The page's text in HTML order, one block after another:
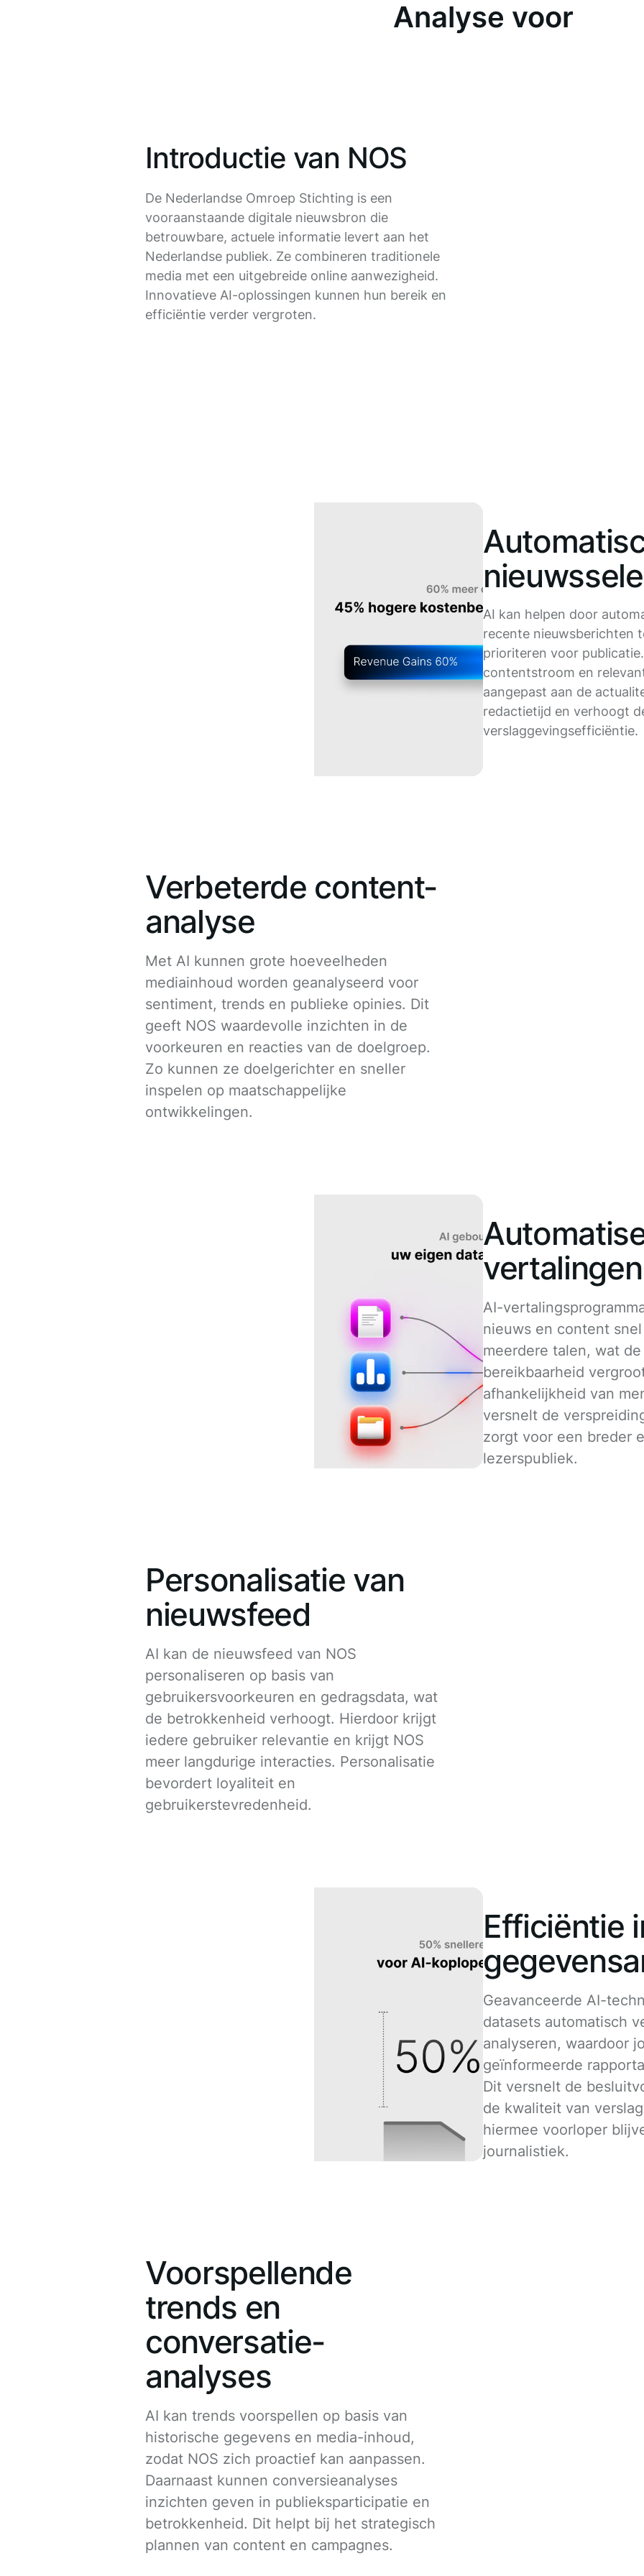
Analyse voor
Introductie van NOS
De Nederlandse Omroep Stichting is een
vooraanstaande digitale nieuwsbron die
betrouwbare, actuele informatie levert aan het
Nederlandse publiek. Ze combineren traditionele
media met een uitgebreide online aanwezigheid.
Innovatieve AI-oplossingen kunnen hun bereik en
efficiëntie verder vergroten.
AI kan helpen door
recente nieuwsberichten
prioriteren voor
contentstroom en
aangepast aan de
redactietijd en verhoogt
verslaggevingsefficiëntie.
Verbeterde content-
analyse
Met AI kunnen grote hoeveelheden
mediainhoud worden geanalyseerd voor
sentiment, trends en publieke opinies. Dit
geeft NOS waardevolle inzichten in de
voorkeuren en reacties van de doelgroep.
Zo kunnen ze doelgerichter en sneller
inspelen op maatschappelijke
ontwikkelingen.
vertalingen
AI-
nieuws en content
meerdere talen, wat
bereikbaarheid
afhankelijkheid van
versnelt de
zorgt voor een breder
lezerspubliek.
Personalisatie van
nieuwsfeed
AI kan de nieuwsfeed van NOS
personaliseren op basis van
gebruikersvoorkeuren en gedragsdata, wat
de betrokkenheid verhoogt. Hierdoor krijgt
iedere gebruiker relevantie en krijgt NOS
meer langdurige interacties. Personalisatie
bevordert loyaliteit en
gebruikerstevredenheid.
Efficiëntie
Geavanceerde AI-
datasets automatisch
analyseren, waardoor
geïnformeerde
Dit versnelt de
de kwaliteit van
hiermee voorloper
journalistiek.
Voorspellende
trends en
conversatie-
analyses
AI kan trends voorspellen op basis van
historische gegevens en media-inhoud,
zodat NOS zich proactief kan aanpassen.
Daarnaast kunnen conversieanalyses
inzichten geven in publieksparticipatie en
betrokkenheid. Dit helpt bij het strategisch
plannen van content en campagnes.